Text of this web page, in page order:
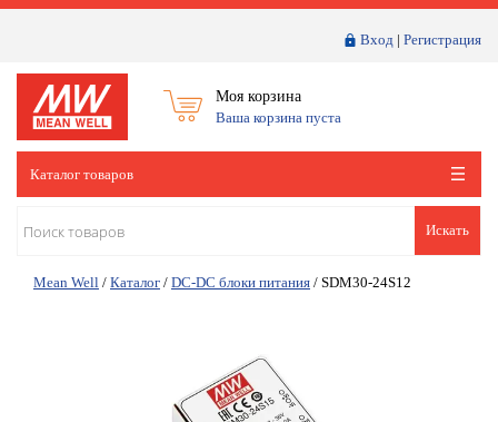
Вход | Регистрация
Моя корзина
Ваша корзина пуста
Каталог товаров
Искать
Mean Well / Каталог / DC-DC блоки питания / SDM30-24S12